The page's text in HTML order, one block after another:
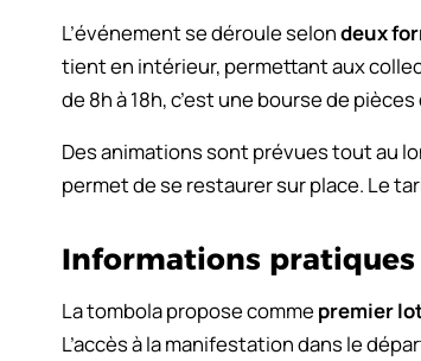
L’événement se déroule selondeux
tient en intérieur, permettant aux
de 8h à 18h, c’est une bourse de
Des animations sont prévues tout au
permet de se restaurer sur place. Le
Informations pratiques
La tombola propose comme premier
L’accès à la manifestation dans le